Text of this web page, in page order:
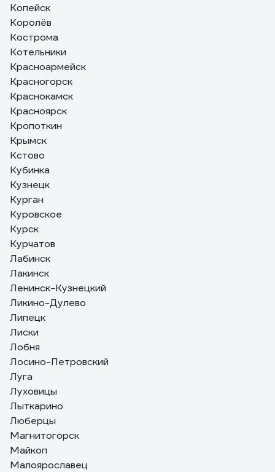
Копейск
Королёв
Кострома
Котельники
Красноармейск
Красногорск
Краснокамск
Красноярск
Кропоткин
Крымск
Кстово
Кубинка
Кузнецк
Курган
Куровское
Курск
Курчатов
Лабинск
Лакинск
Ленинск-Кузнецкий
Ликино-Дулево
Липецк
Лиски
Лобня
Лосино-Петровский
Луга
Луховицы
Лыткарино
Люберцы
Магнитогорск
Майкоп
Малоярославец